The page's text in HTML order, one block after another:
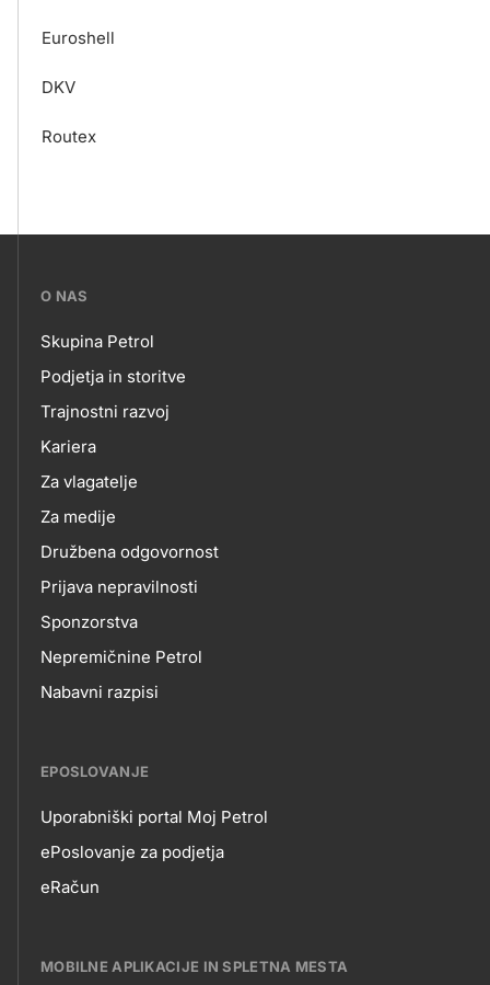
Euroshell
DKV
Routex
???
skupno.footer-
title???
O NAS
O
NAS
Skupina Petrol
Podjetja in storitve
Trajnostni razvoj
Kariera
Za vlagatelje
Za medije
Družbena odgovornost
Prijava nepravilnosti
Sponzorstva
Nepremičnine Petrol
Nabavni razpisi
EPOSLOVANJE
EPOSLOVANJE
Uporabniški portal Moj Petrol
ePoslovanje za podjetja
eRačun
MOBILNE APLIKACIJE IN SPLETNA MESTA